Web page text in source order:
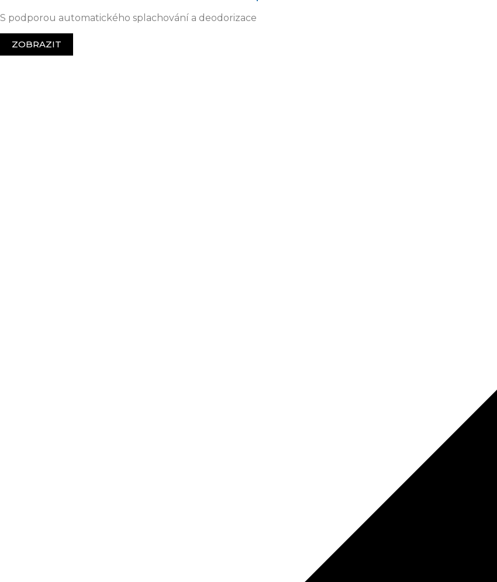
S podporou automatického splachování a deodorizace
ZOBRAZIT